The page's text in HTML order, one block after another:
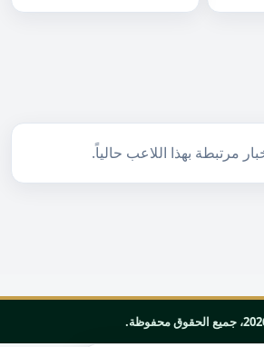
مرتبطة بهذا اللاعب حالياً.